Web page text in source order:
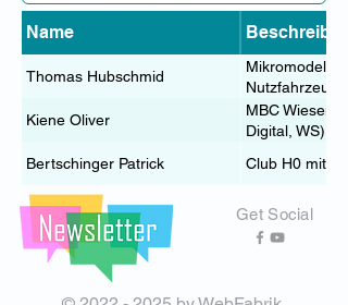
Name
Thomas Hubschmid
Mikromodell-
Nutzfahrzeuge
Kiene Oliver
MBC
Digital, WS)
Bertschinger Patrick
Club H0 mit
Get Social